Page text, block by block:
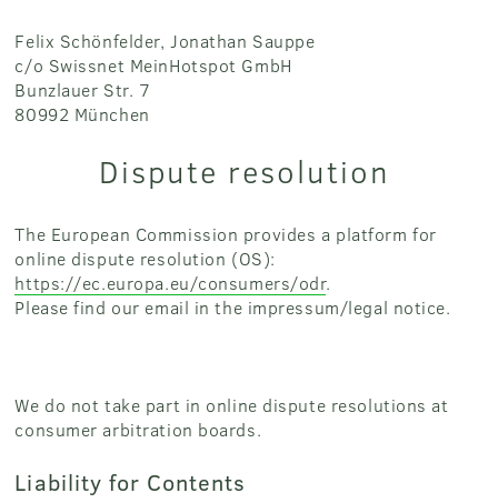
Felix Schönfelder, Jonathan Sauppe
c/o Swissnet MeinHotspot GmbH
Bunzlauer Str. 7
80992 München
Dispute resolution
The European Commission provides a platform for
online dispute resolution (OS):
https://ec.europa.eu/consumers/odr.
Please find our email in the impressum/legal notice.
We do not take part in online dispute resolutions at
consumer arbitration boards.
Liability for Contents